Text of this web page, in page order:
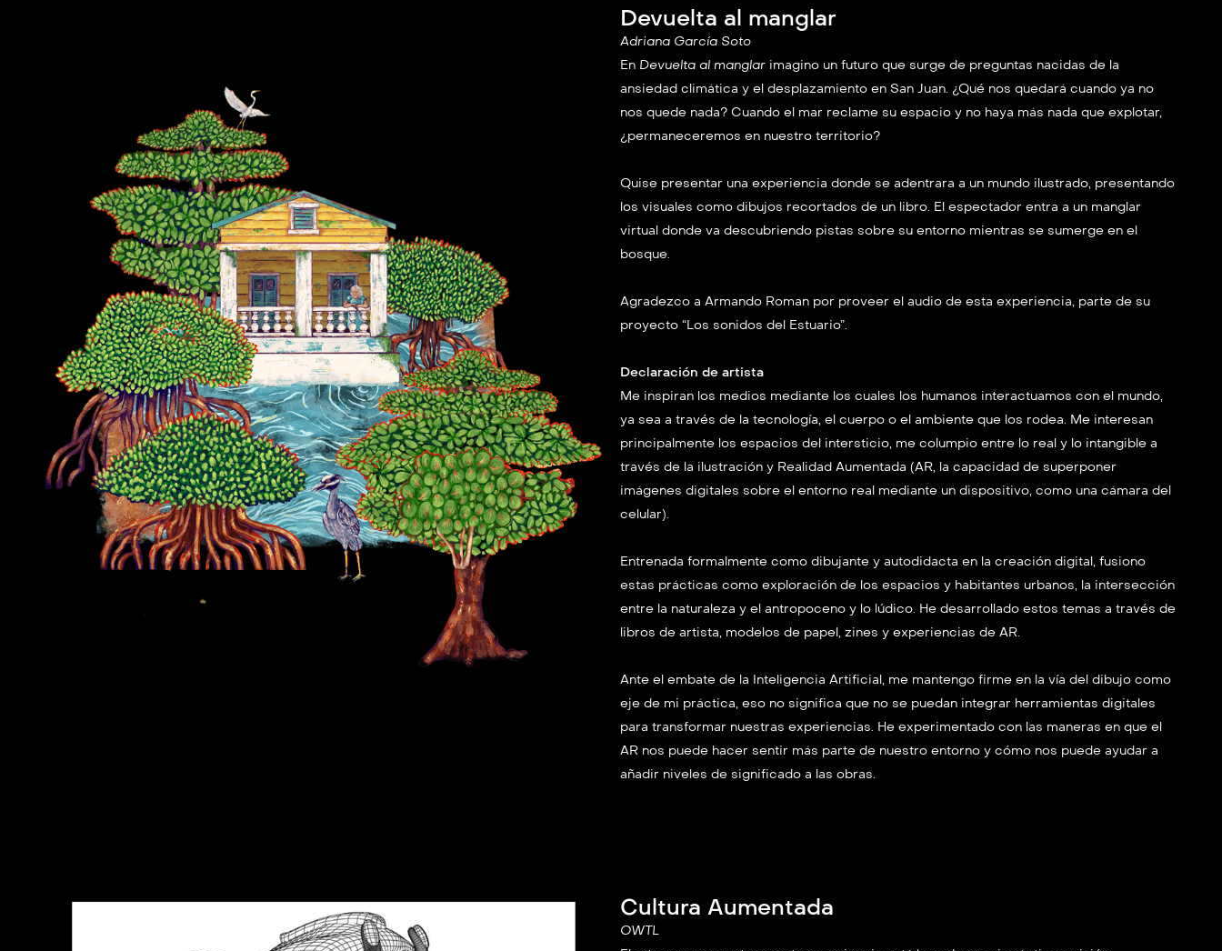
Devuelta al manglar
Adriana García Soto
En Devuelta al manglar imagino un futuro que surge de preguntas nacidas de la
ansiedad climática y el desplazamiento en San Juan. ¿Qué nos quedará cuando ya no
nos quede nada? Cuando el mar reclame su espacio y no haya más nada que explotar,
¿permaneceremos en nuestro territorio?
Quise presentar una experiencia donde se adentrara a un mundo ilustrado, presentando
los visuales como dibujos recortados de un libro. El espectador entra a un manglar
virtual donde va descubriendo pistas sobre su entorno mientras se sumerge en el
bosque.
Agradezco a Armando Roman por proveer el audio de esta experiencia, parte de su
proyecto “Los sonidos del Estuario”.
Declaración de artista
Me inspiran los medios mediante los cuales los humanos interactuamos con el mundo,
ya sea a través de la tecnología, el cuerpo o el ambiente que los rodea. Me interesan
principalmente los espacios del intersticio, me columpio entre lo real y lo intangible a
través de la ilustración y Realidad Aumentada (AR, la capacidad de superponer
imágenes digitales sobre el entorno real mediante un dispositivo, como una cámara del
celular).
Entrenada formalmente como dibujante y autodidacta en la creación digital, fusiono
estas prácticas como exploración de los espacios y habitantes urbanos, la intersección
entre la naturaleza y el antropoceno y lo lúdico. He desarrollado estos temas a través de
libros de artista, modelos de papel, zines y experiencias de AR.
Ante el embate de la Inteligencia Artificial, me mantengo firme en la vía del dibujo como
eje de mi práctica, eso no significa que no se puedan integrar herramientas digitales
para transformar nuestras experiencias. He experimentado con las maneras en que el
AR nos puede hacer sentir más parte de nuestro entorno y cómo nos puede ayudar a
añadir niveles de significado a las obras.
Cultura Aumentada
OWTL